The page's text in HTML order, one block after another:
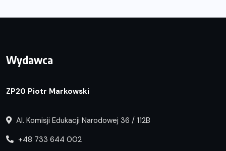
Wydawca
ZP20 Piotr Markowski
Al. Komisji Edukacji Narodowej 36 / 112B
+48 733 644 002